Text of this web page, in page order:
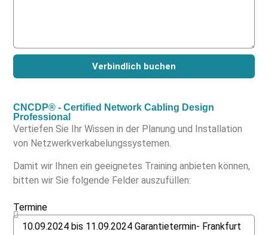
Verbindlich buchen
CNCDP® - Certified Network Cabling Design
Professional
Vertiefen Sie Ihr Wissen in der Planung und Installation
von Netzwerkverkabelungssystemen.
Damit wir Ihnen ein geeignetes Training anbieten können,
bitten wir Sie folgende Felder auszufüllen:
Termine